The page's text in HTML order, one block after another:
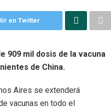
en Twitter
909 mil dosis de la vacuna
de China.
Aires se extenderá
vacunas en todo el